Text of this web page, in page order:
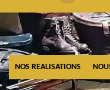
NOS REALISATIONS